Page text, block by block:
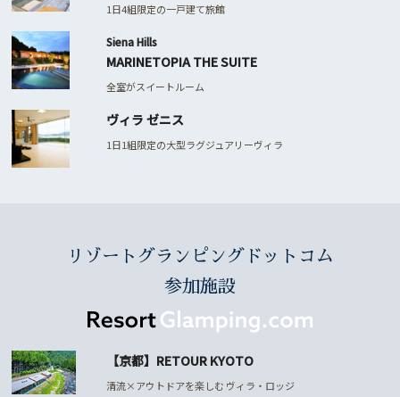
1日4組限定の一戸建て旅館
Siena Hills
MARINETOPIA THE SUITE
全室がスイートルーム
ヴィラ ゼニス
1日1組限定の大型ラグジュアリーヴィラ
リゾートグランピングドットコム
参加施設
【京都】RETOUR KYOTO
清流×アウトドアを楽しむ ヴィラ・ロッジ